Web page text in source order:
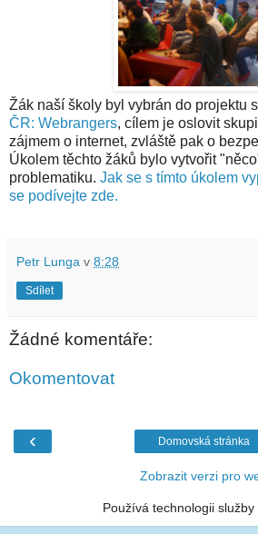
Žák naší školy byl vybrán do projektu
ČR: Webrangers, cílem je oslovit
zájmem o internet, zvláště pak o
Úkolem těchto žáků bylo vytvořit
problematiku. Jak se s tímto úkolem
se podívejte zde.
Petr Lunga v 8:28
Sdílet
Žádné komentáře:
Okomentovat
‹ Domovská stránka
Zobrazit verzi pro
Používá technologii služby